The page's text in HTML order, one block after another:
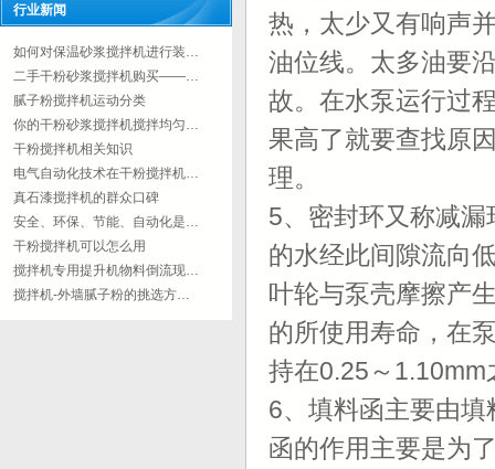
行业新闻
如何对保温砂浆搅拌机进行装…
二手干粉砂浆搅拌机购买——…
腻子粉搅拌机运动分类
你的干粉砂浆搅拌机搅拌均匀…
干粉搅拌机相关知识
电气自动化技术在干粉搅拌机…
真石漆搅拌机的群众口碑
安全、环保、节能、自动化是…
干粉搅拌机可以怎么用
搅拌机专用提升机物料倒流现…
搅拌机-外墙腻子粉的挑选方…
热，太少又有响声
油位线。太多油要
故。在水泵运行过
果高了就要查找原
理。
5、密封环又称减
的水经此间隙流向
叶轮与泵壳摩擦产
的所使用寿命，在
持在0.25～1.10mm
6、填料函主要由
函的作用主要是为